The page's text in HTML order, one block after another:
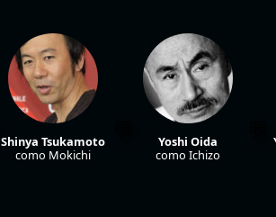
Shinya Tsukamoto
como Mokichi
Yoshi Oida
como Ichizo